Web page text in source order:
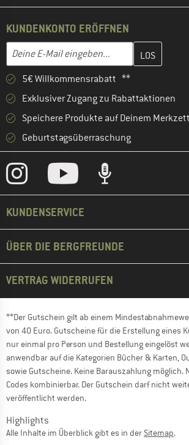
KUNDENKONTO ERÖFFNEN
E-Mail-Adresse
Gib hier deine E-Mail-Adresse ein und
5€ Willkommensrabatt **
Exklusiver Zugang zu Rabattaktionen
Speichere Produkte auf Deinem
Geburtstagsüberraschung
KUNDENSERVICE
ÜBER DIE BERGFREUNDE
VERTRAG WIDERRUFEN
**Der Gutschein gilt ab einem
von 40 Euro. Gutscheine für die Erstellung eines
nur einmal pro Person und Bestellung eingelöst
anwendbar auf die Kategorien Bücher & Karten,
sowie Gutscheine. Keine Barauszahlung möglich.
Codes kombinierbar. Der Gutschein darf nicht
veröffentlicht werden.
Highlights
Alle Inhalte im Überblick gibt es in der Sitemap.